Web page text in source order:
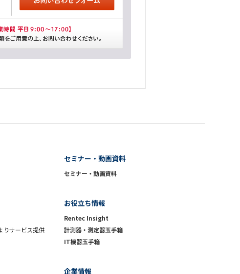
りサービス提供
セミナー・動画資料
セミナー・動画資料
お役立ち情報
Rentec Insight
計測器・測定器玉手箱
IT機器玉手箱
企業情報